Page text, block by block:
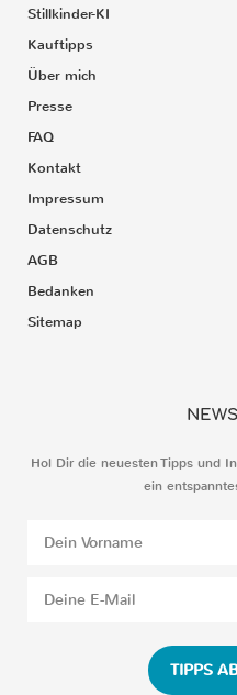
Stillkinder-KI
Kauftipps
Über mich
Presse
FAQ
Kontakt
Impressum
Datenschutz
AGB
Bedanken
Sitemap
Hol Dir die neuesten Tipps und
ein
TIPPS